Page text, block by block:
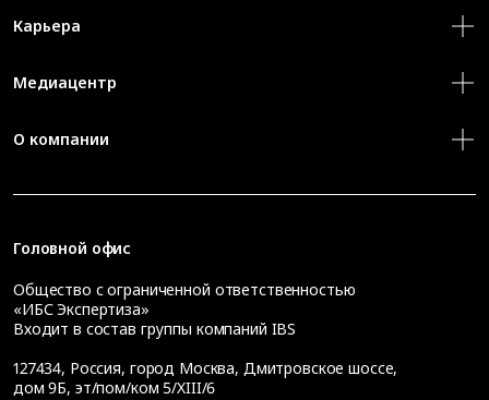
Карьера
Медиацентр
О компании
Головной офис
Общество с ограниченной ответственностью
«ИБС Экспертиза»
Входит в состав группы компаний IBS
127434, Россия, город Москва, Дмитровское шоссе,
дом 9Б, эт/пом/ком 5/XIII/6